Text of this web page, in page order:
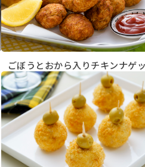
ごぼうとおから入りチキンナゲ